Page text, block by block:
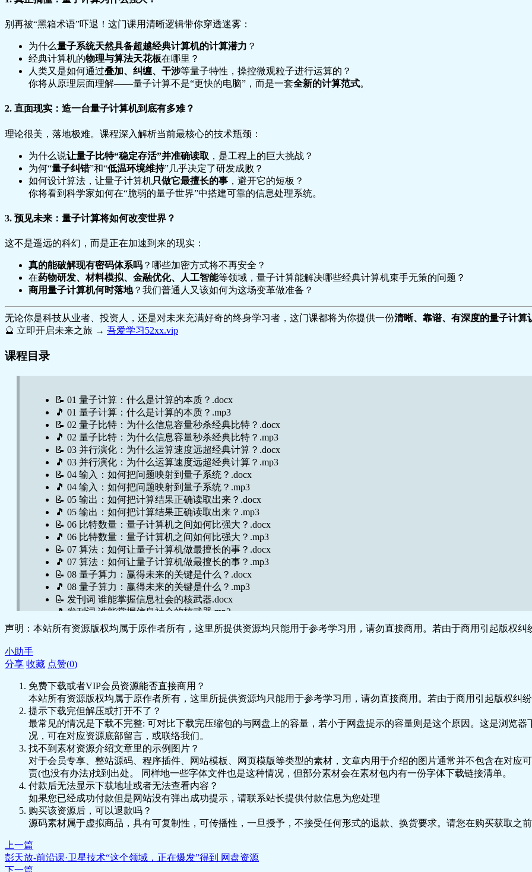
别再被“黑箱术语”吓退！这门课用清晰逻辑带你穿透迷雾：
为什么量子系统天然具备超越经典计算机的计算潜力 ？
经典计算机的物理与算法天花板在哪里？
人类又是如何通过叠加、纠缠、干涉等量子特性，操控微观粒子进行运算的？
你将从原理层面理解——量子计算不是“更快的电脑”，而是一套全新的计算范式。
2. 直面现实：造一台量子计算机到底有多难？
理论很美，落地极难。课程深入解析当前最核心的技术瓶颈：
为什么说让量子比特“稳定存活”并准确读取 ，是工程上的巨大挑战？
为何“量子纠错”和“低温环境维持”几乎决定了研发成败？
如何设计算法，让量子计算机只做它最擅长的事 ，避开它的短板？
你将看到科学家如何在“脆弱的量子世界”中搭建可靠的信息处理系统。
3. 预见未来：量子计算将如何改变世界？
这不是遥远的科幻，而是正在加速到来的现实：
真的能破解现有密码体系吗 ？哪些加密方式将不再安全？
在药物研发、材料模拟、金融优化、人工智能等领域，量子计算能解决哪些经典计算机束手无策的问题？
商用量子计算机何时落地？我们普通人又该如何为这场变革做准备？
无论你是科技从业者、投资人，还是对未来充满好奇的终身学习者，这门课都将为你提供一份清晰、靠谱、有深度的量子计算
🔮 立即开启未来之旅 → 吾爱学习52xx.vip
课程目录
📝 01 量子计算：什么是计算的本质？.docx
🎵 01 量子计算：什么是计算的本质？.mp3
📝 02 量子比特：为什么信息容量秒杀经典比特？.docx
🎵 02 量子比特：为什么信息容量秒杀经典比特？.mp3
📝 03 并行演化：为什么运算速度远超经典计算？.docx
🎵 03 并行演化：为什么运算速度远超经典计算？.mp3
📝 04 输入：如何把问题映射到量子系统？.docx
🎵 04 输入：如何把问题映射到量子系统？.mp3
📝 05 输出：如何把计算结果正确读取出来？.docx
🎵 05 输出：如何把计算结果正确读取出来？.mp3
📝 06 比特数量：量子计算机之间如何比强大？.docx
🎵 06 比特数量：量子计算机之间如何比强大？.mp3
📝 07 算法：如何让量子计算机做最擅长的事？.docx
🎵 07 算法：如何让量子计算机做最擅长的事？.mp3
📝 08 量子算力：赢得未来的关键是什么？.docx
🎵 08 量子算力：赢得未来的关键是什么？.mp3
📝 发刊词 谁能掌握信息社会的核武器.docx
🎵 发刊词 谁能掌握信息社会的核武器.mp3
声明：本站所有资源版权均属于原作者所有，这里所提供资源均只能用于参考学习用，请勿直接商用。若由于商用引起版权纠
小助手
分享 收藏 点赞(0)
免费下载或者VIP会员资源能否直接商用？
本站所有资源版权均属于原作者所有，这里所提供资源均只能用于参考学习用，请勿直接商用。若由于商用引起版权纠
提示下载完但解压或打开不了？
最常见的情况是下载不完整: 可对比下载完压缩包的与网盘上的容量，若小于网盘提示的容量则是这个原因。这是浏览
况，可在对应资源底部留言，或联络我们。
找不到素材资源介绍文章里的示例图片？
对于会员专享、整站源码、程序插件、网站模板、网页模版等类型的素材，文章内用于介绍的图片通常并不包含在对应
责(也没有办法)找到出处。 同样地一些字体文件也是这种情况，但部分素材会在素材包内有一份字体下载链接清单。
付款后无法显示下载地址或者无法查看内容？
如果您已经成功付款但是网站没有弹出成功提示，请联系站长提供付款信息为您处理
购买该资源后，可以退款吗？
源码素材属于虚拟商品，具有可复制性，可传播性，一旦授予，不接受任何形式的退款、换货要求。请您在购买获取之
上一篇
彭天放-前沿课·卫星技术“这个领域，正在爆发”得到 网盘资源
下一篇